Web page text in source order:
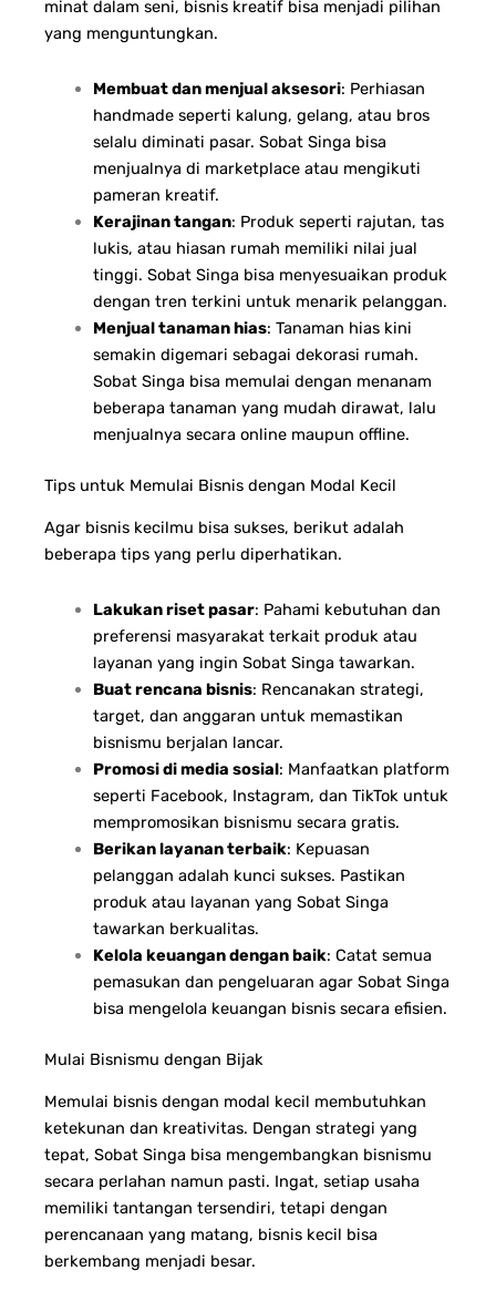
minat dalam seni, bisnis kreatif bisa menjadi pilihan
yang menguntungkan.
Membuat dan menjual aksesori: Perhiasan
handmade seperti kalung, gelang, atau bros
selalu diminati pasar. Sobat Singa bisa
menjualnya di marketplace atau mengikuti
pameran kreatif.
Kerajinan tangan: Produk seperti rajutan, tas
lukis, atau hiasan rumah memiliki nilai jual
tinggi. Sobat Singa bisa menyesuaikan produk
dengan tren terkini untuk menarik pelanggan.
Menjual tanaman hias: Tanaman hias kini
semakin digemari sebagai dekorasi rumah.
Sobat Singa bisa memulai dengan menanam
beberapa tanaman yang mudah dirawat, lalu
menjualnya secara online maupun offline.
Tips untuk Memulai Bisnis dengan Modal Kecil
Agar bisnis kecilmu bisa sukses, berikut adalah
beberapa tips yang perlu diperhatikan.
Lakukan riset pasar: Pahami kebutuhan dan
preferensi masyarakat terkait produk atau
layanan yang ingin Sobat Singa tawarkan.
Buat rencana bisnis: Rencanakan strategi,
target, dan anggaran untuk memastikan
bisnismu berjalan lancar.
Promosi di media sosial: Manfaatkan platform
seperti Facebook, Instagram, dan TikTok untuk
mempromosikan bisnismu secara gratis.
Berikan layanan terbaik: Kepuasan
pelanggan adalah kunci sukses. Pastikan
produk atau layanan yang Sobat Singa
tawarkan berkualitas.
Kelola keuangan dengan baik: Catat semua
pemasukan dan pengeluaran agar Sobat Singa
bisa mengelola keuangan bisnis secara efisien.
Mulai Bisnismu dengan Bijak
Memulai bisnis dengan modal kecil membutuhkan
ketekunan dan kreativitas. Dengan strategi yang
tepat, Sobat Singa bisa mengembangkan bisnismu
secara perlahan namun pasti. Ingat, setiap usaha
memiliki tantangan tersendiri, tetapi dengan
perencanaan yang matang, bisnis kecil bisa
berkembang menjadi besar.